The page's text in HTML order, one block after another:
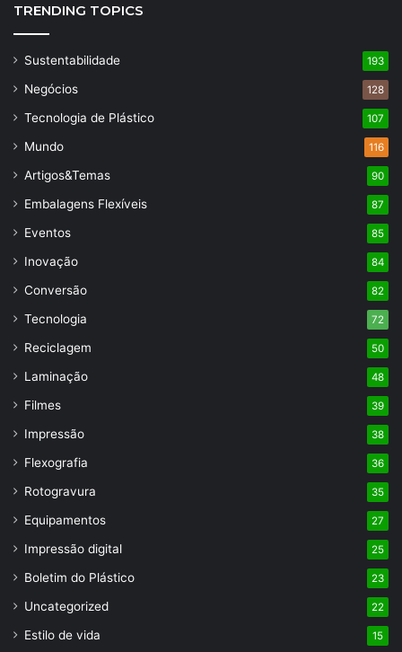
TRENDING TOPICS
Sustentabilidade 193
Negócios 128
Tecnologia de Plástico 107
Mundo 116
Artigos&Temas 90
Embalagens Flexíveis 87
Eventos 85
Inovação 84
Conversão 82
Tecnologia 72
Reciclagem 50
Laminação 48
Filmes 39
Impressão 38
Flexografia 36
Rotogravura 35
Equipamentos 27
Impressão digital 25
Boletim do Plástico 23
Uncategorized 22
Estilo de vida 15